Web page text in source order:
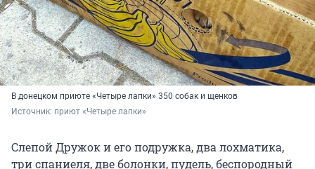
В донецком приюте «Четыре лапки» 350 собак и щенков
Источник: приют «Четыре лапки»
Слепой Дружок и его подружка, два лохматика,
три спаниеля, две болонки, пудель, беспородный